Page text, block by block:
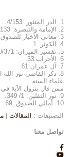
1. الدر المنثور: 4/153.
2. الإمامة والتبصرة: 133.
3. معاني الأخبار للصدوق: 3/396.
4. الكوثر: 1
5. تفسير الميزان: 20/371.
6. الأحزاب:33.
7. آل عمران:61.
علماء السنة
ممن قال بنزول الآية
9. نور الثقلين: 1/ 349.
10. أمالي الصدوق: 69.
التصنيفات : المقالات
تواصل معنا